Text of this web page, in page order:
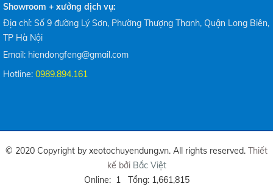
Showroom + xưởng dịch vụ:
Địa chỉ: Số 9 đường Lý Sơn, Phường Thượng Thanh, Quận Long Biên,
TP Hà Nội
Email: hiendongfeng@gmail.com
Hotline: 0989.894.161
© 2020 Copyright by xeotochuyendung.vn. All rights reserved. Thiết
kế bởi Bắc Việt
Online: 1 Tổng: 1,661,815